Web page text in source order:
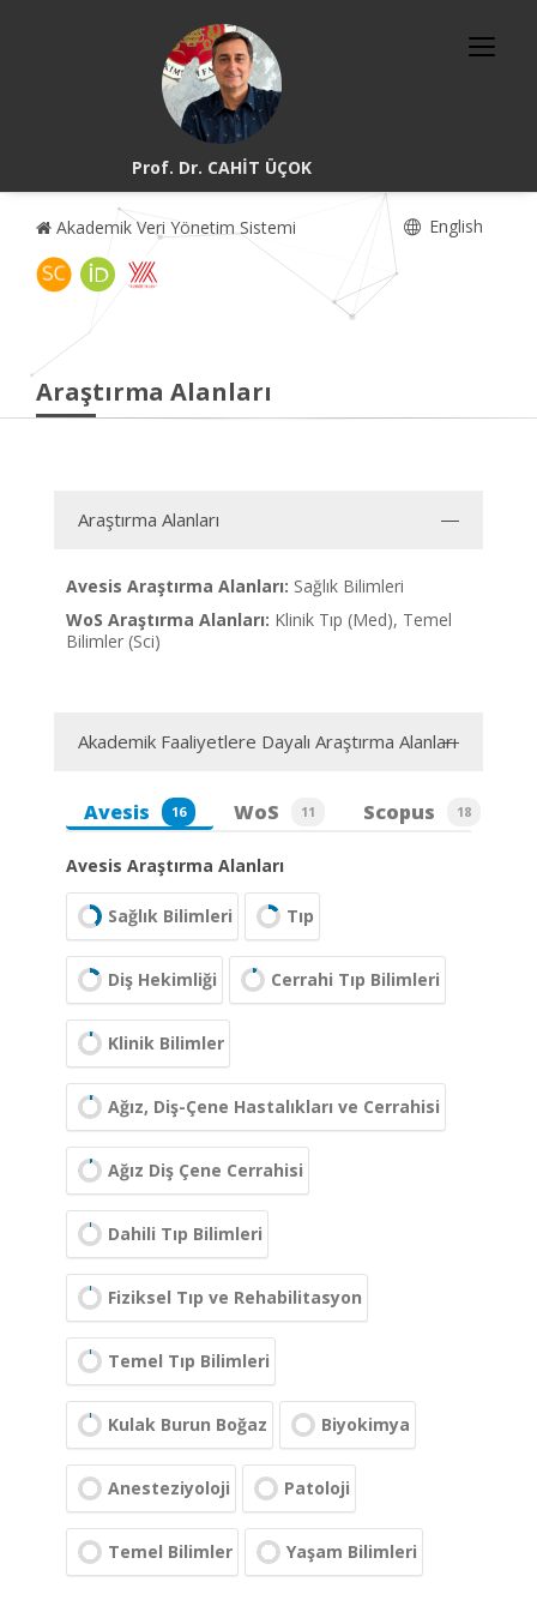
Prof. Dr. CAHİT ÜÇOK
Akademik Veri Yönetim Sistemi English
Araştırma Alanları
Araştırma Alanları
Avesis Araştırma Alanları: Sağlık Bilimleri
WoS Araştırma Alanları: Klinik Tıp (Med), Temel
Bilimler (Sci)
Akademik Faaliyetlere Dayalı Araştırma Alanları
Avesis 16 WoS 11 Scopus 18
Avesis Araştırma Alanları
Sağlık Bilimleri Tıp
Diş Hekimliği Cerrahi Tıp Bilimleri
Klinik Bilimler
Ağız, Diş-Çene Hastalıkları ve Cerrahisi
Ağız Diş Çene Cerrahisi
Dahili Tıp Bilimleri
Fiziksel Tıp ve Rehabilitasyon
Temel Tıp Bilimleri
Kulak Burun Boğaz Biyokimya
Anesteziyoloji Patoloji
Temel Bilimler Yaşam Bilimleri